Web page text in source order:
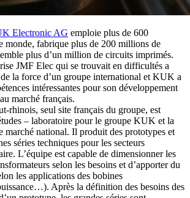
Electronic AG emploie plus de 600
monde, fabrique plus de 200 millions de
plus d’un million de circuits imprimés.
JMF Elec qui se trouvait en difficultés a
la force d’un groupe international et KUK a
intéressantes pour son développement
marché français.
rhinois, seul site français du groupe, est
– laboratoire pour le groupe KUK et la
marché national. Il produit des prototypes et
séries techniques pour les secteurs
L’équipe est capable de dimensionner les
selon les besoins et d’apporter du
les applications des bobines
Après la définition des besoins des